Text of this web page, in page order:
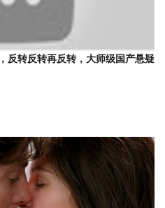
反转反转再反转，大师级国产悬疑